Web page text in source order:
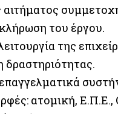
του έργου.
της
ατομική, Ε.Π.Ε.,